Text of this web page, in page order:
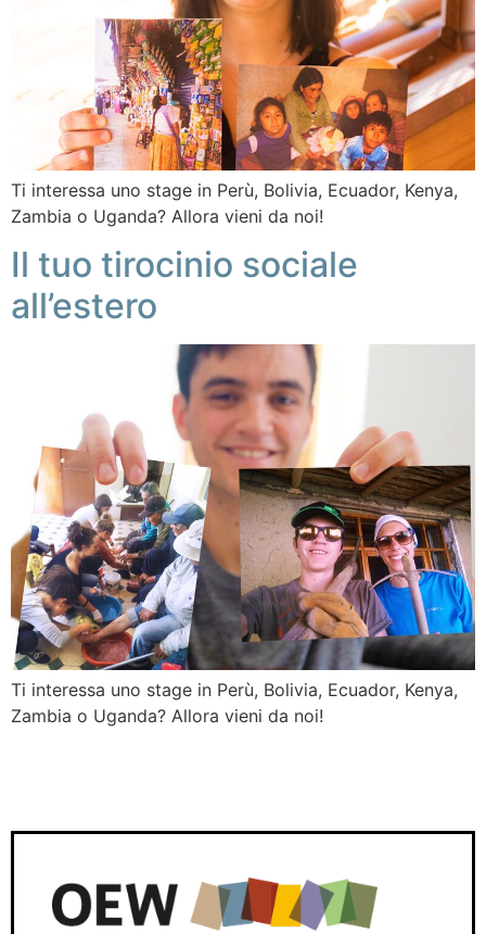
Ti interessa uno stage in Perù, Bolivia, Ecuador, Kenya,
Zambia o Uganda? Allora vieni da noi!
Il tuo tirocinio sociale
all’estero
Ti interessa uno stage in Perù, Bolivia, Ecuador, Kenya,
Zambia o Uganda? Allora vieni da noi!